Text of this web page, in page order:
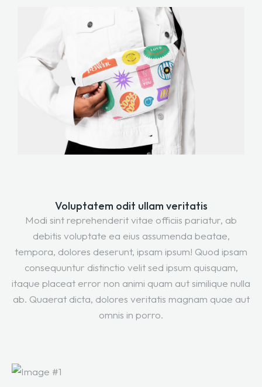
Voluptatem odit ullam veritatis
Modi sint reprehenderit vitae officiis pariatur, ab
debitis voluptate ea eius assumenda beatae,
tempora, dolores deserunt, ipsam ipsum! Quod ipsam
consequuntur distinctio velit sed ipsum quisquam,
itaque placeat error non animi quam aut similique nulla
ab. Quaerat dicta, dolores veritatis magnam quae aut
omnis in porro.